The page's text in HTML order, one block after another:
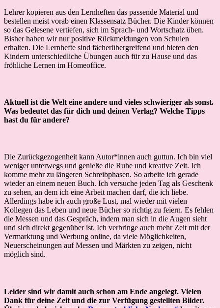
Lehrer kopieren aus den Lernheften das passende Material und
bestellen meist vorab einen Klassensatz Bücher. Die Kinder können
so das Gelesene vertiefen, sich im Sprach- und Wortschatz üben.
Bisher haben wir nur positive Rückmeldungen von Schulen
erhalten. Die Lernhefte sind fächerübergreifend und bieten den
Kindern unterschiedliche Übungen auch für zu Hause und das
fröhliche Lernen im Homeoffice.
Aktuell ist die Welt eine andere und vieles schwieriger als sonst.
Was bedeutet das für dich und deinen Verlag? Welche Tipps
hast du für andere?
Die Zurückgezogenheit kann Autor*innen auch guttun. Ich bin viel
weniger unterwegs und genieße die Ruhe und kreative Zeit. Ich
komme mehr zu längeren Schreibphasen. So arbeite ich gerade
wieder an einem neuen Buch. Ich versuche jeden Tag als Geschenk
zu sehen, an dem ich eine Arbeit machen darf, die ich liebe.
Allerdings habe ich auch große Lust, mal wieder mit vielen
Kollegen das Leben und neue Bücher so richtig zu feiern. Es fehlen
die Messen und das Gespräch, indem man sich in die Augen sieht
und sich direkt gegenüber ist. Ich verbringe auch mehr Zeit mit der
Vermarktung und Werbung online, da viele Möglichkeiten,
Neuerscheinungen auf Messen und Märkten zu zeigen, nicht
möglich sind.
Leider sind wir damit auch schon am Ende angelegt. Vielen
Dank für deine Zeit und die zur Verfügung gestellten Bilder.